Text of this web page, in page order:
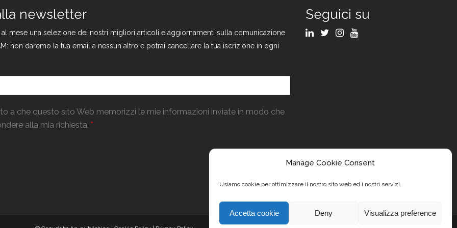
Manage Cookie Consent
Usiamo cookie per ottimizzare il nostro sito web ed i nostri servizi.
Accetta cookie Deny Visualizza preference
newsletter
al mese una selezione dei nostri migliori articoli e aggiornamenti sulla comunicazione
non daremo la tua email a nessun altro e potrai cancellare la tua iscrizione in ogni
a che questo sito Web memorizzi le mie informazioni inviate in modo che
alla mia richiesta. *
Seguici su